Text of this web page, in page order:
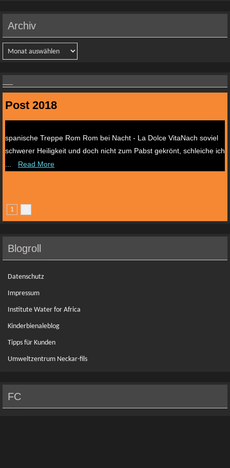
Archiv
Archiv
Post 2018
spanische Treppe Rom Rom bei Nacht - La Dolce VitaNach soviel
schwerer Heiligkeit und doch nicht zum Pabst gekrönt, schleiche ich
...
Read More
1
Blogroll
Datenschutz
Impressum
Institute Water for Africa
Kinderbienaleblog
Tipps für Kunden
Umweltzentrum Neckar-fils
FC